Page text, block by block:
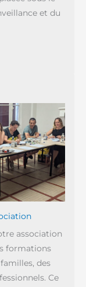
et du
association
formations
des
Ce